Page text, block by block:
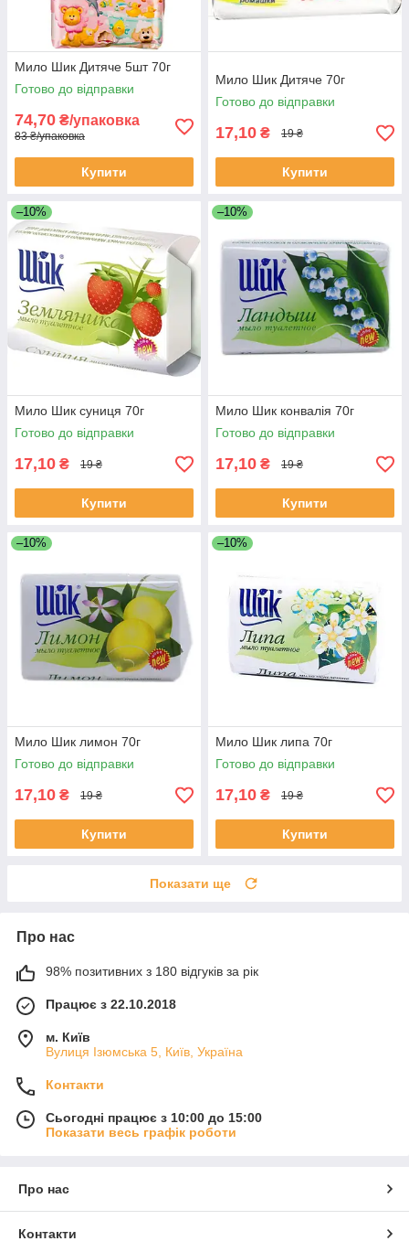
Мило Шик Дитяче 5шт 70г
Готово до відправки
74,70 ₴/упаковка
83 ₴/упаковка
Купити
Мило Шик Дитяче 70г
Готово до відправки
17,10 ₴ 19 ₴
Купити
–10%
Мило Шик суниця 70г
Готово до відправки
17,10 ₴ 19 ₴
Купити
–10%
Мило Шик конвалія 70г
Готово до відправки
17,10 ₴ 19 ₴
Купити
–10%
Мило Шик лимон 70г
Готово до відправки
17,10 ₴ 19 ₴
Купити
–10%
Мило Шик липа 70г
Готово до відправки
17,10 ₴ 19 ₴
Купити
Показати ще
Про нас
98% позитивних з 180 відгуків за рік
Працює з 22.10.2018
м. Київ
Вулиця Ізюмська 5, Київ, Україна
Контакти
Сьогодні працює з 10:00 до 15:00
Показати весь графік роботи
Про нас
Контакти